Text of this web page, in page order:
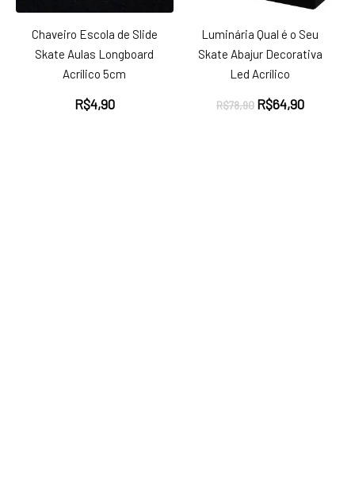
Chaveiro Escola de Slide
Skate Aulas Longboard
Acrílico 5cm
R$4,90
Luminária Qual é o Seu
Skate Abajur Decorativa
Led Acrílico
R$78,90 O
R$64,90O